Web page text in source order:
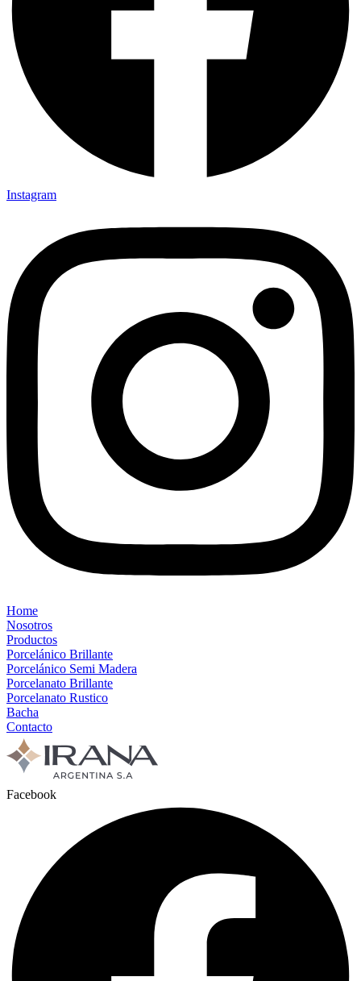
Instagram
Home
Nosotros
Productos
Porcelánico Brillante
Porcelánico Semi Madera
Porcelanato Brillante
Porcelanato Rustico
Bacha
Contacto
Facebook